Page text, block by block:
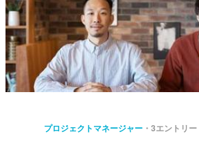
プロジェクトマネージャー 3エントリー